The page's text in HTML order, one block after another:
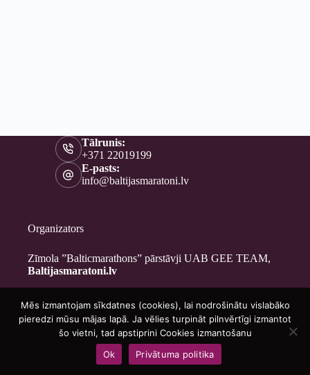
Tālrunis:
+371 22019199
E-pasts:
info@baltijasmaratoni.lv
Organizators
Zīmola ”Balticmarathons” pārstāvji UAB GEE TEAM,
Baltijasmaratoni.lv
Kontakti
Par mums
Brīvprātīgajiem
Privātuma politika
Copyright © 2026 - Baltijasmaratoni.lv
Mēs izmantojam sīkdatnes (cookies), lai nodrošinātu vislabāko
pieredzi mūsu mājas lapā. Ja vēlies turpināt pilnvērtīgi izmantot
šo vietni, tad apstiprini Cookies izmantošanu
Ok
Privātuma politika